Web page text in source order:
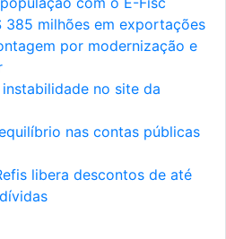
385 milhões em exportações
por modernização e
no site da
nas contas públicas
libera descontos de até